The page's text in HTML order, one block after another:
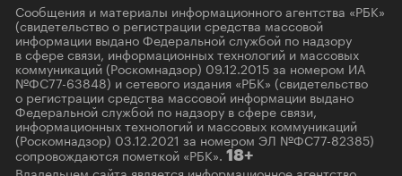
Сообщения и материалы информационного агентства «РБК»
(свидетельство о регистрации средства массовой
информации выдано Федеральной службой по надзору
в сфере связи, информационных технологий и массовых
коммуникаций (Роскомнадзор) 09.12.2015 за номером ИА
№ФС77-63848) и сетевого издания «РБК» (свидетельство
о регистрации средства массовой информации выдано
Федеральной службой по надзору в сфере связи,
информационных технологий и массовых коммуникаций
(Роскомнадзор) 03.12.2021 за номером ЭЛ №ФС77-82385)
сопровождаются пометкой «РБК». 18+